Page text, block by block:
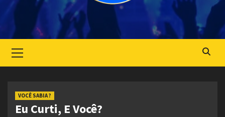
Menu
VOCÊ SABIA ?
Eu Curti, E Você?